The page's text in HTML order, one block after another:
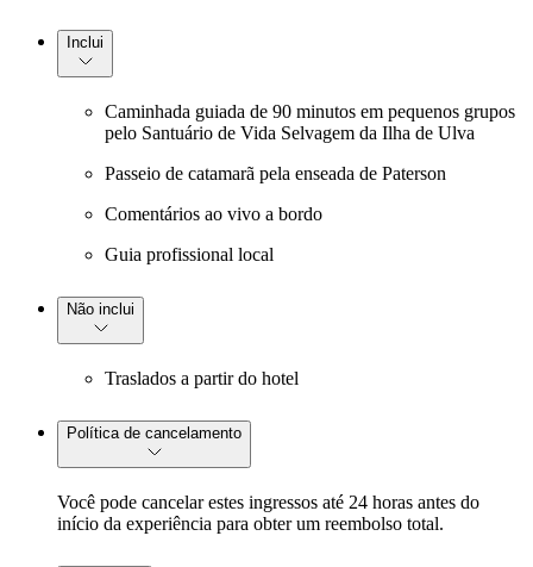
Inclui
Caminhada guiada de 90 minutos em pequenos grupos
pelo Santuário de Vida Selvagem da Ilha de Ulva
Passeio de catamarã pela enseada de Paterson
Comentários ao vivo a bordo
Guia profissional local
Não inclui
Traslados a partir do hotel
Política de cancelamento
Você pode cancelar estes ingressos até 24 horas antes do
início da experiência para obter um reembolso total.